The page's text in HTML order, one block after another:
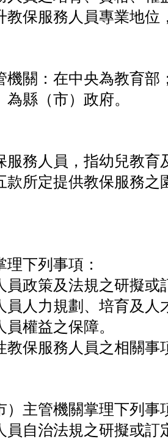
教保服務人員專業地位
機關：在中央為教育部
縣（市）政府。
服務人員，指幼兒教育
款所定提供教保服務之
下列事項：
員政策及法規之研擬或
員人力規劃、培育及人
權益之保障。
教保服務人員之相關事
）主管機關掌理下列事
員自治法規之研擬或訂